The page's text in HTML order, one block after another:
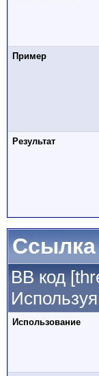
Пример
Результат
Ссылка
BB код
Использование